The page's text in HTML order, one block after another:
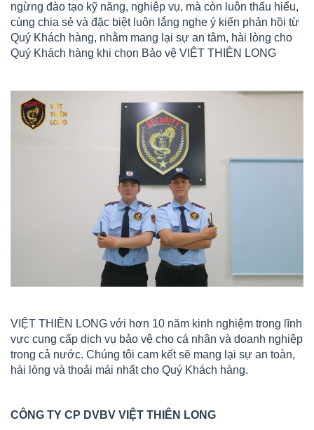
ngừng đào tạo kỹ năng, nghiệp vụ, mà còn luôn thấu hiểu,
cùng chia sẻ và đặc biệt luôn lắng nghe ý kiến phản hồi từ
Quý Khách hàng, nhằm mang lại sự an tâm, hài lòng cho
Quý Khách hàng khi chọn Bảo vệ VIỆT THIÊN LONG
VIỆT THIÊN LONG với hơn 10 năm kinh nghiệm trong lĩnh
vực cung cấp dịch vụ bảo vệ cho cá nhân và doanh nghiệp
trong cả nước. Chúng tôi cam kết sẽ mang lại sự an toàn,
hài lòng và thoải mái nhất cho Quý Khách hàng.
CÔNG TY CP DVBV VIỆT THIÊN LONG